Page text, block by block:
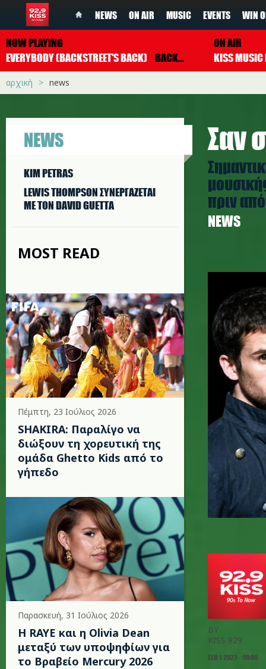
NEWS ON AIR MUSIC EVENTS WIN
NOW PLAYING
EVERYBODY (BACKSTREET'S BACK)
BACKSTREET BOYS
ON AIR
αρχική news
NEWS
KIM PETRAS
LEWIS THOMPSON ΣΥΝΕΡΓAΖΕΤΑΙ
ΜΕ ΤΟΝ DAVID GUETTA
MOST READ
Πέμπτη, 23 Ιούλιος 2026
SHAKIRA: Παραλίγο να
διώξουν τη χορευτική της
ομάδα Ghetto Kids από το
γήπεδο
Παρασκευή, 31 Ιούλιος 2026
Η RAYE και η Olivia Dean
μεταξύ των υποψηφίων για
το Βραβείο Mercury 2026
Σαν
πριν
NEWS
BY
KISS 929
ΣΕΠ 1 2022 - 00:00